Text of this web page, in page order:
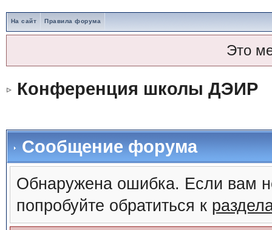
На сайт Правила форума
Это
Конференция школы ДЭИР
Сообщение форума
Обнаружена ошибка. Если вам
попробуйте обратиться к